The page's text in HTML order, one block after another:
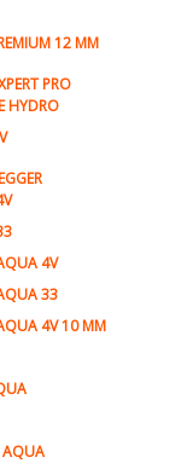
12 MM
PRO
HYDRO
4V
33
4V 10 MM
AQUA